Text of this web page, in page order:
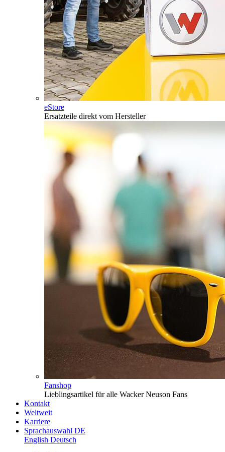
eStore
Ersatzteile direkt vom Hersteller
Fanshop
Lieblingsartikel für alle Wacker Neuson Fans
Kontakt
Weltweit
Karriere
Sprachauswahl DE
English Deutsch